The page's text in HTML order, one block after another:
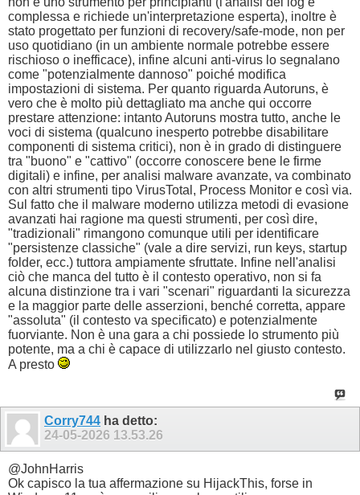
complessa e richiede un'interpretazione esperta), inoltre è
stato progettato per funzioni di recovery/safe-mode, non per
uso quotidiano (in un ambiente normale potrebbe essere
rischioso o inefficace), infine alcuni anti-virus lo segnalano
come "potenzialmente dannoso" poiché modifica
impostazioni di sistema. Per quanto riguarda Autoruns, è
vero che è molto più dettagliato ma anche qui occorre
prestare attenzione: intanto Autoruns mostra tutto, anche le
voci di sistema (qualcuno inesperto potrebbe disabilitare
componenti di sistema critici), non è in grado di distinguere
tra "buono" e "cattivo" (occorre conoscere bene le firme
digitali) e infine, per analisi malware avanzate, va combinato
con altri strumenti tipo VirusTotal, Process Monitor e così via.
Sul fatto che il malware moderno utilizza metodi di evasione
avanzati hai ragione ma questi strumenti, per così dire,
"tradizionali" rimangono comunque utili per identificare
"persistenze classiche" (vale a dire servizi, run keys, startup
folder, ecc.) tuttora ampiamente sfruttate. Infine nell'analisi
ciò che manca del tutto è il contesto operativo, non si fa
alcuna distinzione tra i vari "scenari" riguardanti la sicurezza
e la maggior parte delle asserzioni, benché corretta, appare
"assoluta" (il contesto va specificato) e potenzialmente
fuorviante. Non è una gara a chi possiede lo strumento più
potente, ma a chi è capace di utilizzarlo nel giusto contesto.
A presto
Corry744 ha detto:
24-05-2026 13.53.26
@JohnHarris
Ok capisco la tua affermazione su HijackThis, forse in